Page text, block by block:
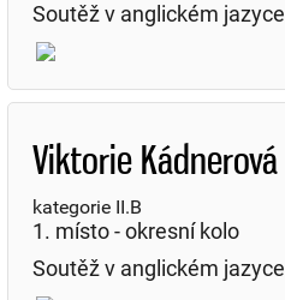
Soutěž v anglickém jazyce
Viktorie Kádnerová
kategorie II.B
1. místo - okresní kolo
Soutěž v anglickém jazyce